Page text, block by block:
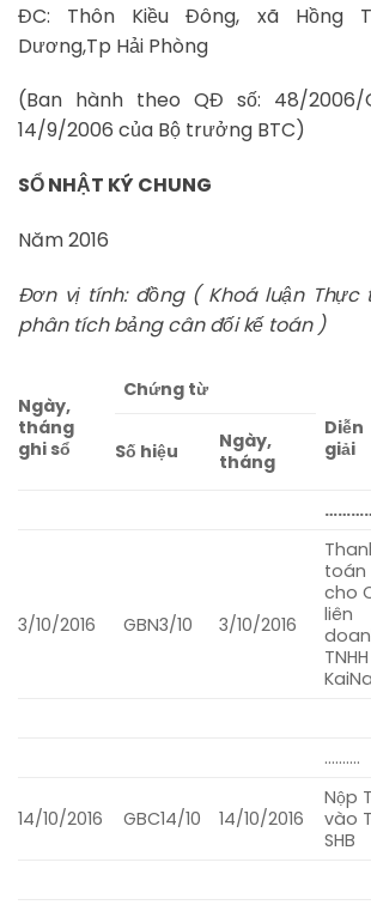
ĐC: Thôn Kiều Đông, xã Hồng
Dương,Tp Hải Phòng
(Ban hành theo QĐ số: 48/2006/
14/9/2006 của Bộ trưởng BTC)
SỔ NHẬT KÝ CHUNG
Năm 2016
Đơn vị tính: đồng ( Khoá luận
phân tích bảng cân đối kế toán )
Ngày,
tháng
ghi sổ
Chứng từ
Diễn
giải
Số hiệu
Ngày,
tháng
3/10/2016 GBN3/10 3/10/2016
toán
cho
liên
TNHH
……….
14/10/2016 GBC14/10 14/10/2016
Nộp
vào
SHB